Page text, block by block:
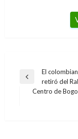
Navegación
Entrada
anterior
El
retiró del
Centro de